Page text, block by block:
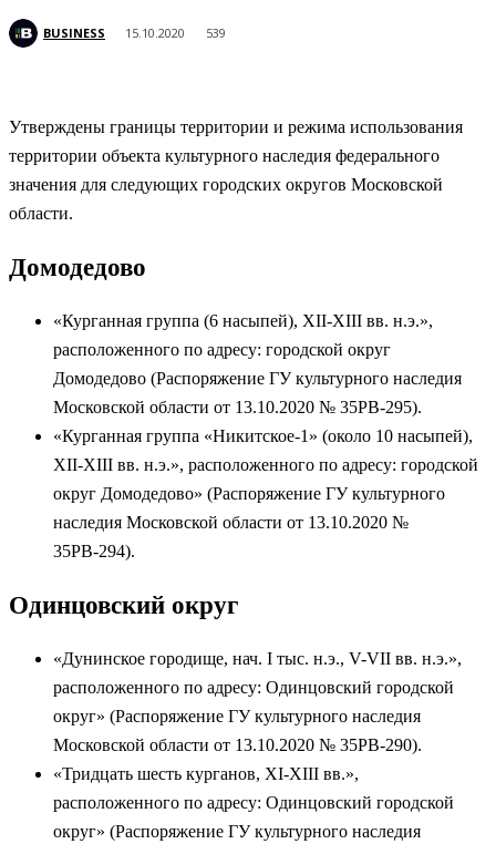
BUSINESS 15.10.2020 539
Утверждены границы территории и режима использования
территории объекта культурного наследия федерального
значения для следующих городских округов Московской
области.
Домодедово
«Курганная группа (6 насыпей), XII-XIII вв. н.э.»,
расположенного по адресу: городской округ
Домодедово (Распоряжение ГУ культурного наследия
Московской области от 13.10.2020 № 35РВ-295).
«Курганная группа «Никитское-1» (около 10 насыпей),
XII-XIII вв. н.э.», расположенного по адресу: городской
округ Домодедово» (Распоряжение ГУ культурного
наследия Московской области от 13.10.2020 №
35РВ-294).
Одинцовский округ
«Дунинское городище, нач. I тыс. н.э., V-VII вв. н.э.»,
расположенного по адресу: Одинцовский городской
округ» (Распоряжение ГУ культурного наследия
Московской области от 13.10.2020 № 35РВ-290).
«Тридцать шесть курганов, XI-XIII вв.»,
расположенного по адресу: Одинцовский городской
округ» (Распоряжение ГУ культурного наследия